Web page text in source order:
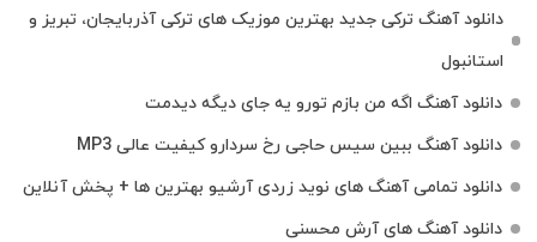
دانلود آهنگ ترکی جدید بهترین موزیک‌ های ترکی آذربایجان، تبریز و
استانبول
دانلود آهنگ اگه من بازم تورو یه جای دیگه دیدمت
دانلود آهنگ ببین سیس حاجی رخ سردارو کیفیت عالی MP3
دانلود تمامی آهنگ های نوید زردی آرشیو بهترین ها + پخش آنلاین
دانلود آهنگ های آرش محسنی